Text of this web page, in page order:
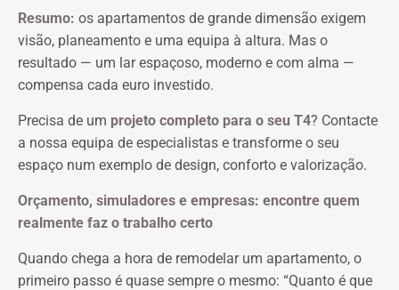
Resumo: os apartamentos de grande dimensão exigem
visão, planeamento e uma equipa à altura. Mas o
resultado — um lar espaçoso, moderno e com alma —
compensa cada euro investido.
Precisa de um projeto completo para o seu T4? Contacte
a nossa equipa de especialistas e transforme o seu
espaço num exemplo de design, conforto e valorização.
Orçamento, simuladores e empresas: encontre quem
realmente faz o trabalho certo
Quando chega a hora de remodelar um apartamento, o
primeiro passo é quase sempre o mesmo: “Quanto é que